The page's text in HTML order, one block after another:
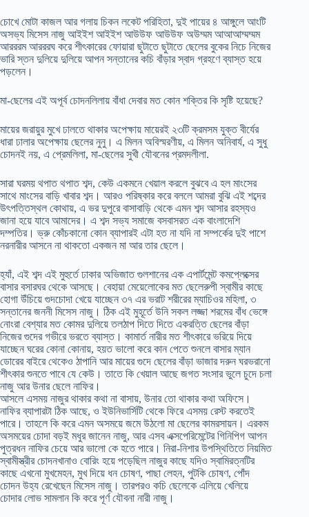
চোখে মোটা কাজল আর গলায় চিকন লকেট পরিহিতা, দুই পায়ের ৪ আঙ্গুলে আংটি
অসভ্য মিসেস নাজু আইইশ আইইশ আউউফ আউউফ অউম্মম আআআম্মম্মম
আরররম আরররঘ করে শীৎকারের ফোয়ারা ছুটাতে ছুটাতে ছেলের বুকের নিচে নিজের
ভারি স্তন দুলিয়ে দুলিয়ে আপন সন্তানের কচি বাঁড়ার স্বাদ গ্রহণে ব্যাস্ত হয়ে
পড়লেন।
মা-ছেলের এই অপূর্ব চোদনলিলায় বাঁধা দেবার মত কোন শক্তির কি সৃষ্টি হয়েছে?
মায়ের জরায়ুর মুখে ঢালতে থাকার অপেক্ষায় মায়েরই ২৩টি ক্রমসম যুক্ত বীর্যের
ধারা ঢালার অপেক্ষায় ছেলের নুনু। এ মিলন অবিস্মরণীয়, এ মিলন অনিবার্য, এ সুধু
চোদনই নয়, এ প্রেমলিলা, মা-ছেলের সুখী যৌবনের প্রমদলীলা.
সারা ঘরময় থপাত থপাত শব্দ, কেউ একমনে খেয়াল করলে বুঝবে এ হল মাংসের
সাথে মাংসের বাড়ি খাবার শব্দ। আরও পরিষ্কার করে বললে আমরা বুঝি এই শব্দের
উৎপত্তিস্থল কোথায়, এ ভর দুপুরে বাসাবাড়ি থেকে এমন শব্দ আসার রহস্যও
জানা হয়ে যাবে আমাদের। এ শব্দ সভ্য সমাজে বসবাসরত এক বাংলাদেশি
দম্পতির। ভ্রু কোঁচকানো কোন ব্যাপারই এটা হত না যদি না সম্পর্কের দুই পাশে
নরনারীর আসনে না থাকতো একজন মা আর তার ছেলে।
হ্যাঁ, এই শব্দ এই মুহুর্তে ঢাকার অভিজাত গুলশানের এক এপার্টমেন্ট কমপ্লেক্সের
বাসার বসারঘর থেকে আসছে। বেহায়া মেয়েলোকের মত ছেলেরুপী স্বামীর কাছে
হোগা উঁচিয়ে গুদচোদা খেয়ে যাচ্ছেন ৩৭ এর ভরাট শরীরের ম্যাচিওর মহিলা, ৩
সন্তানের জননী মিসেস নাজু। ঠিক এই মুহূর্তে উনি সকল লজ্জা শরমের বাঁধ ভেঙ্গে
নোংরা বেশ্যার মত কোমর দুলিয়ে তলঠাপ দিতে দিতে একরত্তি ছেলের বাঁড়া
নিজের গুদের গভীরে ভরতে ব্যাস্ত। কামার্ত নারীর মত শীৎকারে ভরিয়ে দিয়ে
যাচ্ছেন ঘরের কোনা কোনায়, হয়ত ভালো করে কান পেতে শুনলে বাসার ম্যান
ডোরের বাইরে থেকেও ঠাপানি আর মায়ের গুদে ছেলের বাঁড়া ভাজার দরুন ঘরভরানো
শীৎকার শুনতে পাবে যে কেউ। তাতে কি খেয়াল আছে জগত সংসার ভুলে চুদে চলা
নাজু আর উনার ছেলে নাফির।
আসলে এসময় নাজুর থাকার কথা না বাসায়, উনার তো থাকার কথা অফিসে।
নাফির ব্যাপারটা ঠিক আছে, ও ইউনিভার্সিটি থেকে ফিরে এসময় রেস্ট করতেই
পারে। তাহলে কি করে এমন অসময়ে জমে উঠলো মা ছেলের কামরসায়ন। এরকম
অসময়ের চোদা বড়ই মধুর জানেন নাজু, আর এসব এক্সপেরিমেন্টের গিনিপিগ আপন
পুত্রধন নাফির চেয়ে আর ভালো কে হতে পারে। নিরা-নিশার উপস্থিতিতে নিয়মিত
স্বামীস্ত্রীর চোদনখানাও বোরিং হয়ে পড়েছিল নাজুর কাছে যদিও স্বামিরত্নটির
কাছে এখনো মুখমেহন, মুখ দিয়ে ধন চোষণ, পাছা লেহন, পুটকি চোষণ, পোঁদ
চোদন উহ্য রেখেছেন মিসেস নাজু। তারপরও কচি ছেলেকে এলিয়ে খেলিয়ে
চোদার লোভ সামলান কি করে পূর্ণ যৌবনা নারী নাজু।